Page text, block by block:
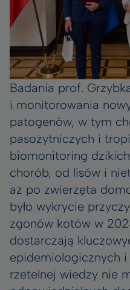
Badania prof.
i monitorowania
patogenów, w tym
pasożytniczych i
biomonitoring
chorób, od lisów i
aż po zwierzęta
było wykrycie
zgonów kotów w
dostarczają
epidemiologicznych
rzetelnej wiedzy nie